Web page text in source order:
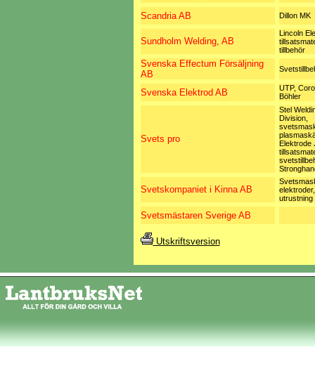
Scandria AB Dillon MK
Sundholm Welding, AB
Lincoln
tillbehör
Svenska Effectum Försäljning
AB
Svenska Elektrod AB
UTP,
Böhler
Svets pro
Stel
Division,
Elektrode
Svetskompaniet i Kinna AB
elektroder,
utrustning
Svetsmästaren Sverige AB
Utskriftsversion